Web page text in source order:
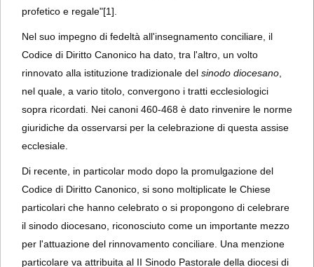
profetico e regale"[1].
Nel suo impegno di fedeltà all'insegnamento conciliare, il
Codice di Diritto Canonico ha dato, tra l'altro, un volto
rinnovato alla istituzione tradizionale del sinodo diocesano,
nel quale, a vario titolo, convergono i tratti ecclesiologici
sopra ricordati. Nei canoni 460-468 è dato rinvenire le norme
giuridiche da osservarsi per la celebrazione di questa assise
ecclesiale.
Di recente, in particolar modo dopo la promulgazione del
Codice di Diritto Canonico, si sono moltiplicate le Chiese
particolari che hanno celebrato o si propongono di celebrare
il sinodo diocesano, riconosciuto come un importante mezzo
per l'attuazione del rinnovamento conciliare. Una menzione
particolare va attribuita al II Sinodo Pastorale della diocesi di